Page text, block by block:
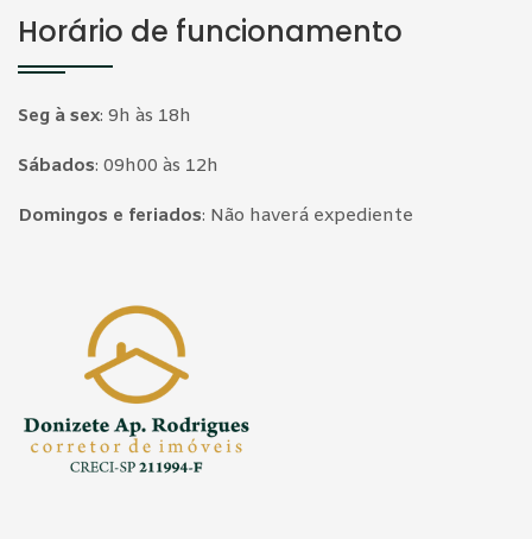
Horário de funcionamento
Seg à sex: 9h às 18h
Sábados: 09h00 às 12h
Domingos e feriados: Não haverá expediente